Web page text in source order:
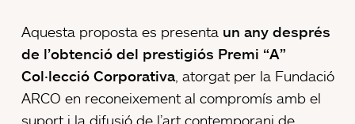
Aquesta proposta es presenta un any després
de l’obtenció del prestigiós Premi “A”
Col·lecció Corporativa , atorgat per la Fundació
ARCO en reconeixement al compromís amb el
suport i la difusió de l’art contemporani de